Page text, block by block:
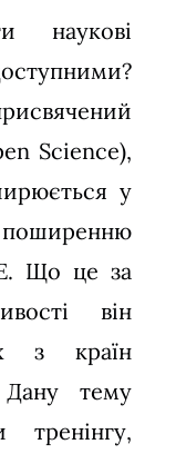
наукові
Science),
у
Що це за
він
з країн
Дану тему
тренінгу,